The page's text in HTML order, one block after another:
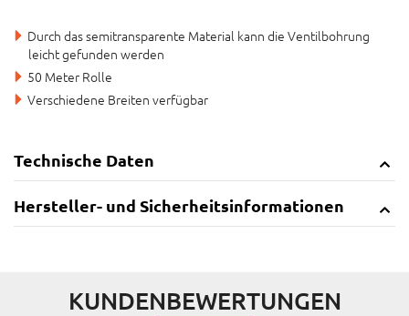
Durch das semitransparente Material kann die Ventilbohrung
leicht gefunden werden
50 Meter Rolle
Verschiedene Breiten verfügbar
Technische Daten
Hersteller- und Sicherheitsinformationen
KUNDENBEWERTUNGEN